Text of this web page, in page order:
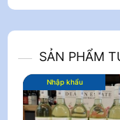
SẢN PHẨM
Nhập khẩu